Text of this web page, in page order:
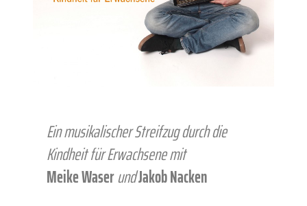
Ein musikalischer Streifzug durch die
Kindheit für Erwachsene mit
Meike WaserundJakob Nacken